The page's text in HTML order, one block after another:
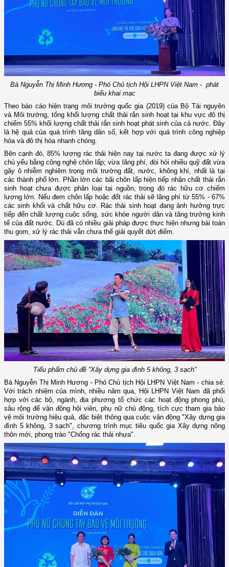
Bà Nguyễn Thị Minh Hương - Phó Chủ tịch Hội LHPN Việt Nam - phát
biểu khai mạc
Theo báo cáo hiện trạng môi trường quốc gia (2019) của Bộ Tài nguyên
và Môi trường, tổng khối lượng chất thải rắn sinh hoạt tại khu vực đô thị
chiếm 55% khối lượng chất thải rắn sinh hoạt phát sinh của cả nước. Đây
là hệ quả của quá trình tăng dân số, kết hợp với quá trình công nghiệp
hóa và đô thị hóa nhanh chóng.
Bên cạnh đó, 85% lượng rác thải hiện nay tại nước ta đang được xử lý
chủ yếu bằng công nghệ chôn lấp; vừa lãng phí, đòi hỏi nhiều quỹ đất vừa
gây ô nhiễm nghiêm trọng môi trường đất, nước, không khí, nhất là tại
các thành phố lớn. Phần lớn các bãi chôn lấp hiện tiếp nhận chất thải rắn
sinh hoạt chưa được phân loại tại nguồn, trong đó rác hữu cơ chiếm
lượng lớn. Nếu đem chôn lấp hoặc đốt rác thải sẽ lãng phí từ 55% - 67%
các sinh khối và chất hữu cơ. Rác thải sinh hoạt đang ảnh hưởng trực
tiếp đến chất lượng cuộc sống, sức khỏe người dân và tăng trưởng kinh
tế của đất nước. Dù đã có nhiều giải pháp được thực hiện nhưng bài toán
thu gom, xử lý rác thải vẫn chưa thể giải quyết dứt điểm.
Tiểu phẩm chủ đề “Xây dựng gia đình 5 không, 3 sạch”
Bà Nguyễn Thị Minh Hương - Phó Chủ tịch Hội LHPN Việt Nam - chia sẻ:
Với trách nhiệm của mình, nhiều năm qua, Hội LHPN Việt Nam đã phối
hợp với các bộ, ngành, địa phương tổ chức các hoạt động phong phú,
sâu rộng để vận động hội viên, phụ nữ chủ động, tích cực tham gia bảo
vệ môi trường hiệu quả, đặc biệt thông qua cuộc vận động "Xây dựng gia
đình 5 không, 3 sạch", chương trình mục tiêu quốc gia Xây dựng nông
thôn mới, phong trào "Chống rác thải nhựa".